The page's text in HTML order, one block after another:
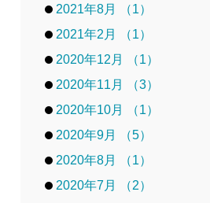
2021年8月 （1）
2021年2月 （1）
2020年12月 （1）
2020年11月 （3）
2020年10月 （1）
2020年9月 （5）
2020年8月 （1）
2020年7月 （2）